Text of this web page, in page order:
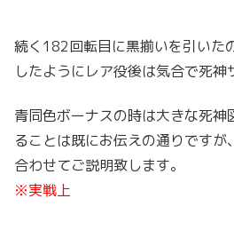
続く182回転目に黒揃いを引いた
したようにレア役後は気合で死神
青同色ボーナスの時は大きな死神
ることは既にお伝えの通りです
合わせてご説明致します。
※実戦上